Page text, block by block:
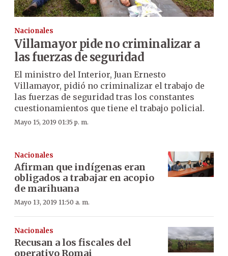
Nacionales
Villamayor pide no criminalizar a
las fuerzas de seguridad
El ministro del Interior, Juan Ernesto
Villamayor, pidió no criminalizar el trabajo de
las fuerzas de seguridad tras los constantes
cuestionamientos que tiene el trabajo policial.
Mayo 15, 2019 01:35 p. m.
Nacionales
Afirman que indígenas eran
obligados a trabajar en acopio
de marihuana
Mayo 13, 2019 11:50 a. m.
Nacionales
Recusan a los fiscales del
operativo Romai